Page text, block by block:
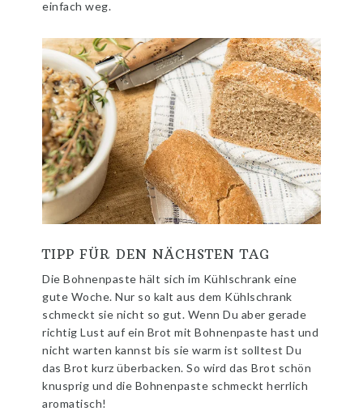
einfach weg.
TIPP FÜR DEN NÄCHSTEN TAG
Die Bohnenpaste hält sich im Kühlschrank eine
gute Woche. Nur so kalt aus dem Kühlschrank
schmeckt sie nicht so gut. Wenn Du aber gerade
richtig Lust auf ein Brot mit Bohnenpaste hast und
nicht warten kannst bis sie warm ist solltest Du
das Brot kurz überbacken. So wird das Brot schön
knusprig und die Bohnenpaste schmeckt herrlich
aromatisch!